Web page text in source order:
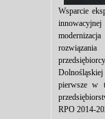
Wsparcie
pierwsze w
RPO 2014-